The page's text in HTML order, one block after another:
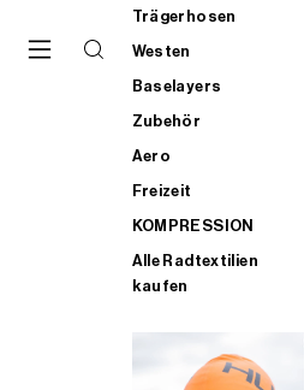
Trägerhosen
Westen
Baselayers
Zubehör
Aero
Freizeit
KOMPRESSION
Alle Radtextilien
kaufen